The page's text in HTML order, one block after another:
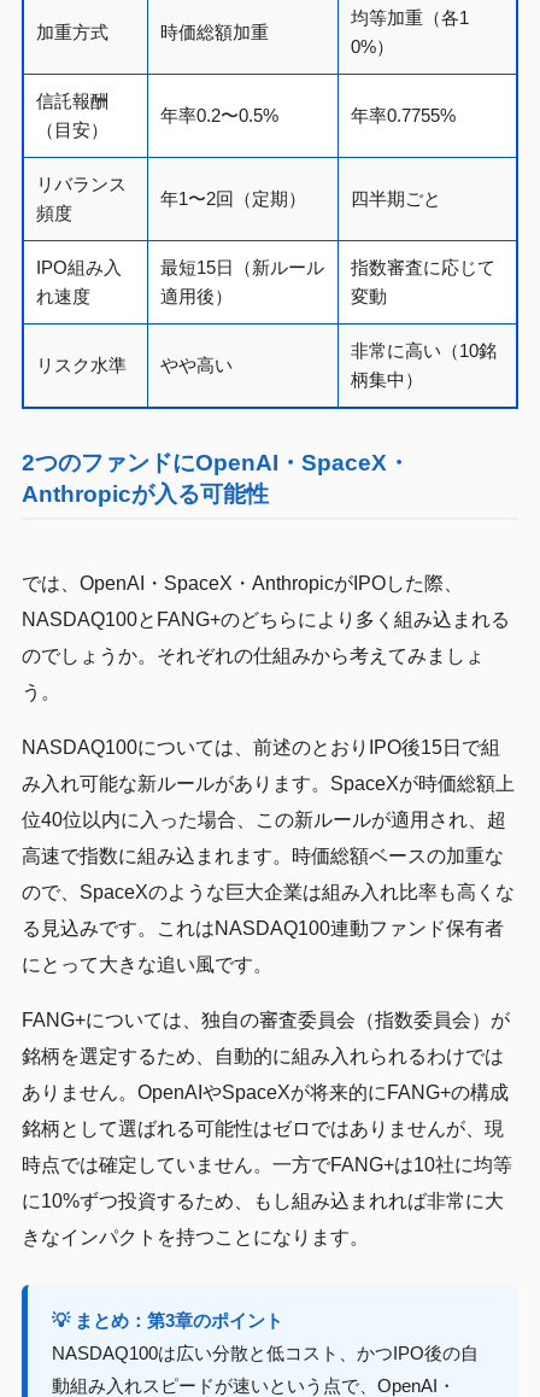
加重方式 時価総額加重
均等加重（各1
0%）
信託報酬
（目安）
年率0.2〜0.5% 年率0.7755%
リバランス
頻度
年1〜2回（定期） 四半期ごと
IPO組み入
れ速度
最短15日（新ルール
適用後）
指数審査に応じて
変動
リスク水準 やや高い
非常に高い（10銘
柄集中）
2つのファンドにOpenAI・SpaceX・
Anthropicが入る可能性
では、OpenAI・SpaceX・AnthropicがIPOした際、
NASDAQ100とFANG+のどちらにより多く組み込まれる
のでしょうか。それぞれの仕組みから考えてみましょ
う。
NASDAQ100については、前述のとおりIPO後15日で組
み入れ可能な新ルールがあります。SpaceXが時価総額上
位40位以内に入った場合、この新ルールが適用され、超
高速で指数に組み込まれます。時価総額ベースの加重な
ので、SpaceXのような巨大企業は組み入れ比率も高くな
る見込みです。これはNASDAQ100連動ファンド保有者
にとって大きな追い風です。
FANG+については、独自の審査委員会（指数委員会）が
銘柄を選定するため、自動的に組み入れられるわけでは
ありません。OpenAIやSpaceXが将来的にFANG+の構成
銘柄として選ばれる可能性はゼロではありませんが、現
時点では確定していません。一方でFANG+は10社に均等
に10%ずつ投資するため、もし組み込まれれば非常に大
きなインパクトを持つことになります。
💡 まとめ：第3章のポイント
NASDAQ100は広い分散と低コスト、かつIPO後の自
動組み入れスピードが速いという点で、OpenAI・